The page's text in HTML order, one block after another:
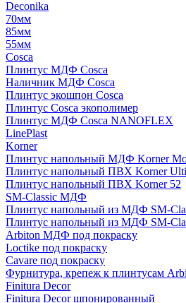
Deconika
70мм
85мм
55мм
Cosca
Плинтус МДФ Cosca
Наличник МДФ Cosca
Плинтус экошпон Cosca
Плинтус Cosca экополимер
Плинтус МДФ Cosca NANOFLEX
LinePlast
Korner
Плинтус напольный МДФ Korner
Плинтус напольный ПВХ Korner
Плинтус напольный ПВХ Korner 52
SM-Classic МДФ
Плинтус напольный из МДФ SM-
Плинтус напольный из МДФ SM-
Arbiton МДФ под покраску
Loctike под покраску
Cavare под покраску
Фурнитура, крепеж к плинтусам
Finitura Decor
Finitura Decor шпонированный